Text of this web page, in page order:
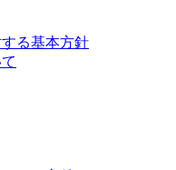
る基本方針